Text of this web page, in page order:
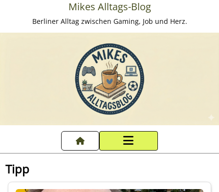
Mikes Alltags-Blog
Berliner Alltag zwischen Gaming, Job und Herz.
Startseite
Datenschutzerklärung
Tipp